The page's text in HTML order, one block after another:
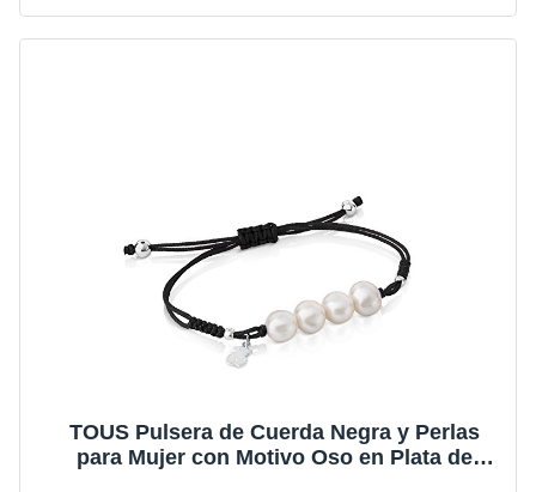
TOUS Pulsera de Cuerda Negra y Perlas
para Mujer con Motivo Oso en Plata de